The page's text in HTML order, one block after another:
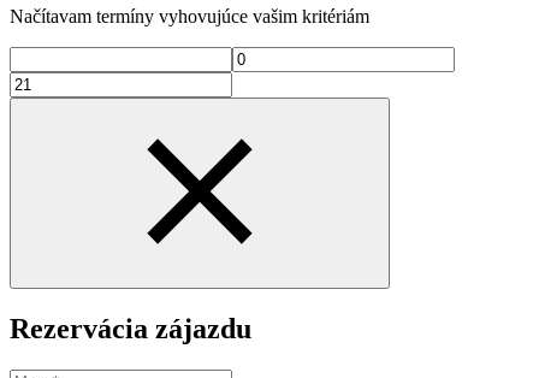
Načítavam termíny vyhovujúce vašim kritériám
Rezervácia zájazdu